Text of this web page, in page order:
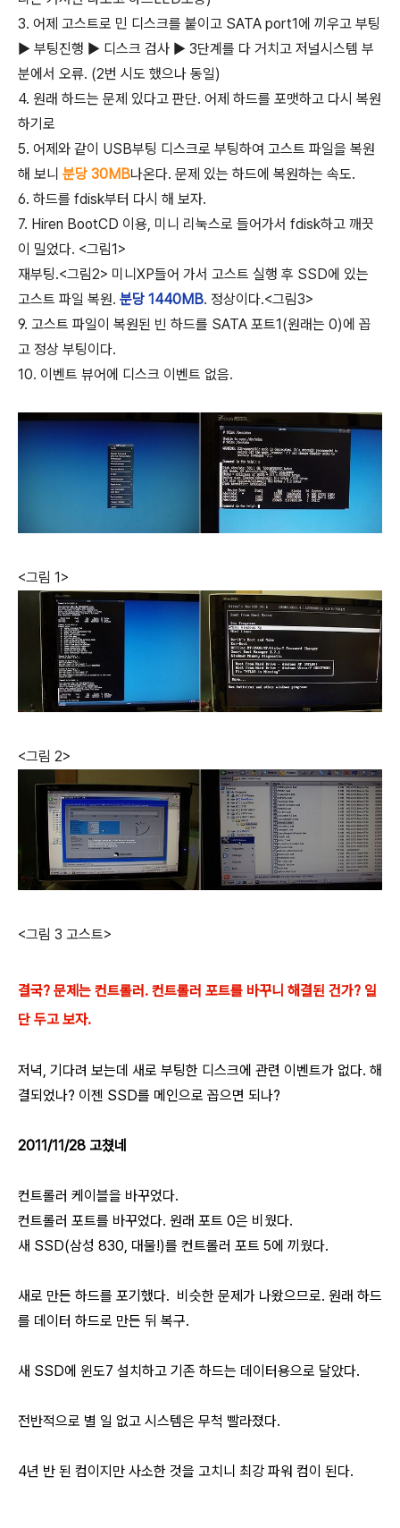
3. 어제 고스트로 민 디스크를 붙이고 SATA port1에 끼우고 부팅
▶ 부팅진행 ▶ 디스크 검사 ▶ 3단계를 다 거치고 저널시스템 부
분에서 오류. (2번 시도 했으나 동일)
4. 원래 하드는 문제 있다고 판단. 어제 하드를 포맷하고 다시 복원
하기로
5. 어제와 같이 USB부팅 디스크로 부팅하여 고스트 파일을 복원
해 보니 분당 30MB나온다. 문제 있는 하드에 복원하는 속도.
6. 하드를 fdisk부터 다시 해 보자.
7. Hiren BootCD 이용, 미니 리눅스로 들어가서 fdisk하고 깨끗
이 밀었다. <그림1>
재부팅.<그림2> 미니XP들어 가서 고스트 실행 후 SSD에 있는
고스트 파일 복원. 분당 1440MB. 정상이다.<그림3>
9. 고스트 파일이 복원된 빈 하드를 SATA 포트1(원래는 0)에 꼽
고 정상 부팅이다.
10. 이벤트 뷰어에 디스크 이벤트 없음.
<그림 1>
<그림 2>
<그림 3 고스트>
결국? 문제는 컨트롤러. 컨트롤러 포트를 바꾸니 해결된 건가? 일
단 두고 보자.
저녁, 기다려 보는데 새로 부팅한 디스크에 관련 이벤트가 없다. 해
결되었나? 이젠 SSD를 메인으로 꼽으면 되나?
2011/11/28 고쳤네
컨트롤러 케이블을 바꾸었다.
컨트롤러 포트를 바꾸었다. 원래 포트 0은 비웠다.
새 SSD(삼성 830, 대물!)를 컨트롤러 포트 5에 끼웠다.
새로 만든 하드를 포기했다. 비슷한 문제가 나왔으므로. 원래 하드
를 데이터 하드로 만든 뒤 복구.
새 SSD에 윈도7 설치하고 기존 하드는 데이터용으로 달았다.
전반적으로 별 일 없고 시스템은 무척 빨라졌다.
4년 반 된 컴이지만 사소한 것을 고치니 최강 파워 컴이 된다.